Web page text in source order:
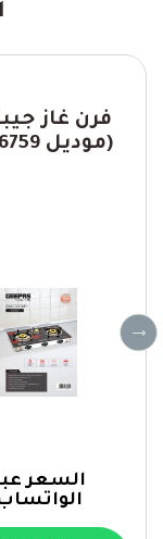
فرن غاز
(موديل GK6759)
السعر